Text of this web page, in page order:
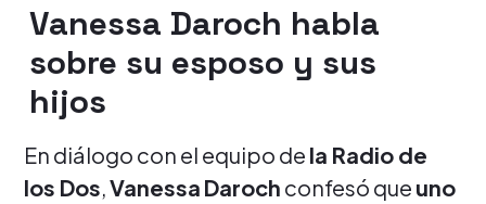
Vanessa Daroch habla
sobre su esposo y sus
hijos
En diálogo con el equipo de la Radio de
los Dos, Vanessa Daroch confesó que uno